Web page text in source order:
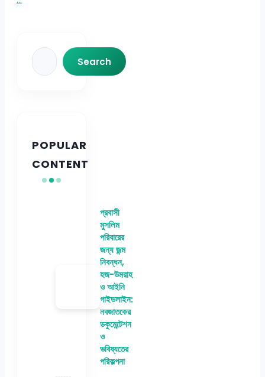
Search
Search
POPULAR
CONTENT
প্রবাসী
মুসলিম
পরিবারের
জন্য জন্ম
নিবন্ধন,
হজ-উমরাহ
ও আইনি
গাইডলাইন:
নবজাতকের
ডকুমেন্টেশন
ও
ভবিষ্যতের
পরিকল্পনা